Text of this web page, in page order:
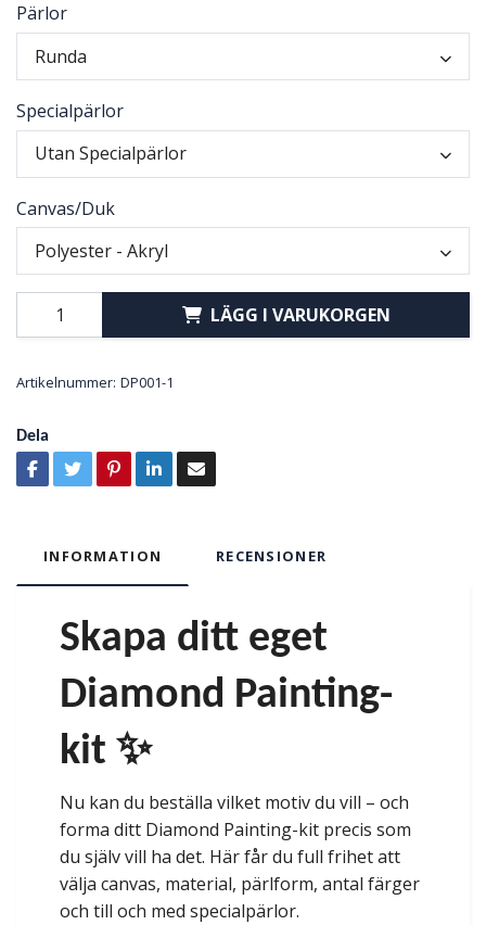
Pärlor
Runda
Specialpärlor
Utan Specialpärlor
Canvas/Duk
Polyester - Akryl
LÄGG I VARUKORGEN
Artikelnummer: DP001-1
Dela
INFORMATION RECENSIONER
Skapa ditt eget
Diamond Painting-
kit ✨
Nu kan du beställa vilket motiv du vill – och
forma ditt Diamond Painting-kit precis som
du själv vill ha det. Här får du full frihet att
välja canvas, material, pärlform, antal färger
och till och med specialpärlor.